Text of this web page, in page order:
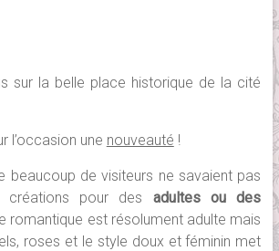
sur la belle place historique de la cité
l’occasion une nouveauté !
beaucoup de visiteurs ne savaient pas
pour des adultes ou des
romantique est résolument adulte mais
roses et le style doux et féminin met